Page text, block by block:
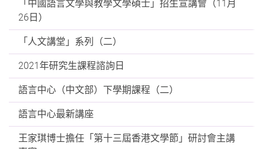
「中國語言文學與教學文學碩士」招生宣講會（11月
26日）
「人文講堂」系列（二）
2021年研究生課程諮詢日
語言中心（中文部）下學期課程（二）
語言中心最新講座
王家琪博士擔任「第十三屆香港文學節」研討會主講